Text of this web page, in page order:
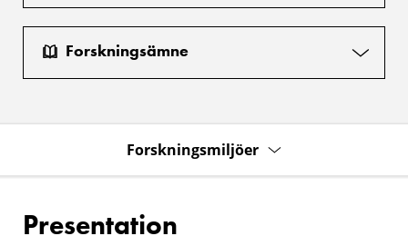
Forskningsämne
Forskningsmiljöer
Presentation